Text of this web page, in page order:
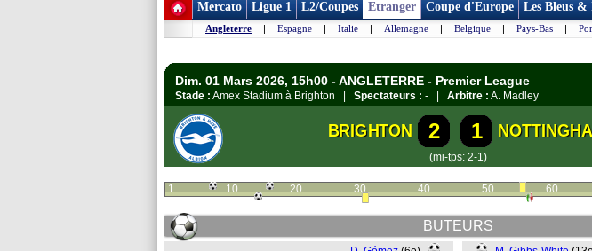
Mercato Ligue 1 L2/Coupes Etranger Coupe d'Europe Les Bleus
Angleterre | Espagne | Italie | Allemagne | Belgique | Pays-Bas |
Dim. 01 Mars 2026, 15h00 - ANGLETERRE - Premier League
Stade : Amex Stadium à Brighton | Spectateurs : - | Arbitre : A. Madley
BRIGHTON 2 1
(mi-tps: 2-1)
1 10 20 30 40 50 60
BUTEURS